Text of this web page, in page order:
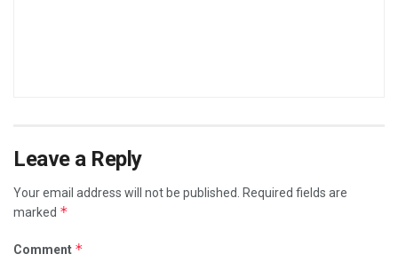
Leave a Reply
Your email address will not be published.
Required fields are
marked *
Comment *